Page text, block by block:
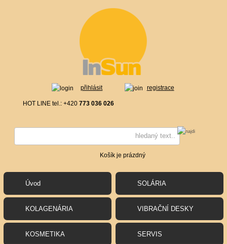
registrace
přihlásit
HOT LINE tel.: +420 773 036 026
Košík je prázdný
Úvod SOLÁRIA
KOLAGENÁRIA VIBRAČNÍ DESKY
KOSMETIKA SERVIS